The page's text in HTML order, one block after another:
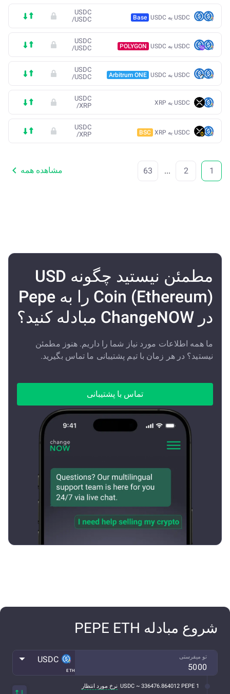
USDC به USDC Base
USDC
/USDC
USDC به USDC POLYGON
USDC
/USDC
USDC به USDC Arbitrum ONE
USDC
/USDC
USDC به XRP
USDC
/XRP
USDC به XRP BSC
USDC
/XRP
1
2
...
63 مشاهده همه
مطمئن نیستید چگونه USD
Coin (Ethereum) را به Pepe
در ChangeNOW مبادله کنید؟
ما همه اطلاعات مورد نیاز شما را داریم. هنوز مطمئن
نیستید؟ در هر زمان با تیم پشتیبانی ما تماس بگیرید.
تماس با پشتیبانی
شروع مبادله PEPE ETH
تو میفرستی
ETH
USDC
1 USDC ~ 336476.864012 PEPE
نرخ مورد انتظار